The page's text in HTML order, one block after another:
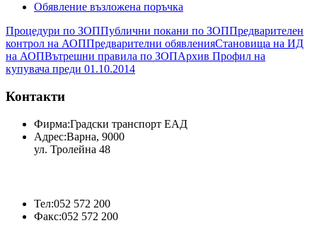
Обявление възложена поръчка
Процедури по ЗОППублични покани по ЗОППредварителен
контрол на АОППредварителни обявленияСтановища на ИД
на АОПВътрешни правила по ЗОПАрхив Профил на
купувача преди 01.10.2014
Контакти
Фирма:Градски транспорт ЕАД
Адрес:Варна, 9000
ул. Тролейна 48
Тел:052 572 200
Факс:052 572 200